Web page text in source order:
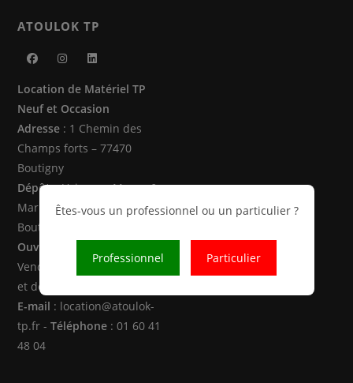
ATOULOK TP
dans
un
nouvel
onglet
dans
un
nouvel
onglet
dans
un
nouvel
onglet
Location de Matériel TP
Neuf et Occasion
Adresse : 1 Chemin des
Champs forts – 77470
Boutigny
Dépôts: Vaire sur Marne &
Marne la Vallée (77470 -
Boutigny)
Ouverture
Vendredi de 8h00 à 12h30
et de 14h00 à 18h00
E-mail : location@atoulok-
tp.fr -Téléphone : 01 60 41
48 04
Êtes-vous un professionnel ou un particulier ?
Professionnel Particulier